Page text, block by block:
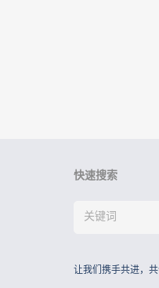
快速搜索
让我们携手共进，